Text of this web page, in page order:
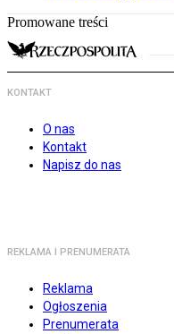
Promowane treści
KONTAKT
O nas
Kontakt
Napisz do nas
REKLAMA I PRENUMERATA
Reklama
Ogłoszenia
Prenumerata